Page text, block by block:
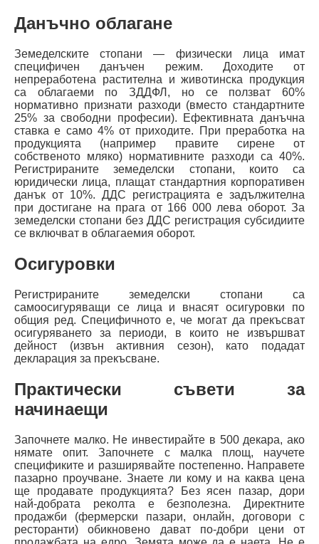
Данъчно облагане
Земеделските стопани — физически лица имат
специфичен данъчен режим. Доходите от
непреработена растителна и животинска продукция
са облагаеми по ЗДДФЛ, но се ползват 60%
нормативно признати разходи (вместо стандартните
25% за свободни професии). Ефективната данъчна
ставка е само 4% от приходите. При преработка на
продукцията (например правите сирене от
собственото мляко) нормативните разходи са 40%.
Регистрираните земеделски стопани, които са
юридически лица, плащат стандартния корпоративен
данък от 10%. ДДС регистрацията е задължителна
при достигане на прага от 166 000 лева оборот. За
земеделски стопани без ДДС регистрация субсидиите
се включват в облагаемия оборот.
Осигуровки
Регистрираните земеделски стопани са
самоосигуряващи се лица и внасят осигуровки по
общия ред. Специфичното е, че могат да прекъсват
осигуряването за периоди, в които не извършват
дейност (извън активния сезон), като подадат
декларация за прекъсване.
Практически съвети за
начинаещи
Започнете малко. Не инвестирайте в 500 декара, ако
нямате опит. Започнете с малка площ, научете
спецификите и разширявайте постепенно. Направете
пазарно проучване. Знаете ли кому и на каква цена
ще продавате продукцията? Без ясен пазар, дори
най-добрата реколта е безполезна. Директните
продажби (фермерски пазари, онлайн, договори с
ресторанти) обикновено дават по-добри цени от